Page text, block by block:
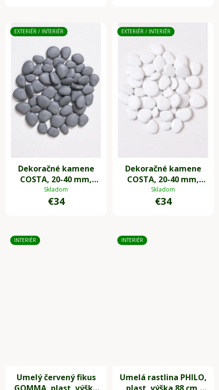
EXTERIÉR / INTERIÉR
Dekoračné kamene
COSTA, 20-40 mm,
plast, sivá
Skladom
€34
EXTERIÉR / INTERIÉR
Dekoračné kamene
COSTA, 20-40 mm,
plast, biela
Skladom
€34
INTERIÉR
Umelý červený fikus
INTERIÉR
Umelá rastlina PHILO,